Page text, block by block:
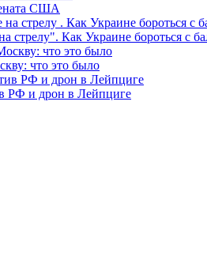
США
стрелу". Как Украине бороться с
что это было
РФ и дрон в Лейпциге